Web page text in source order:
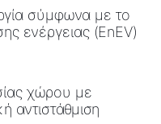
σύμφωνα με το
ενέργειας (EnEV)
χώρου με
αντιστάθμιση